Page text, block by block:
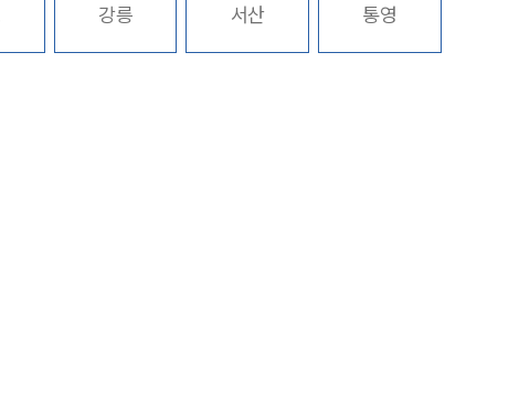
중대재해전문변호사
강릉 서산 통영